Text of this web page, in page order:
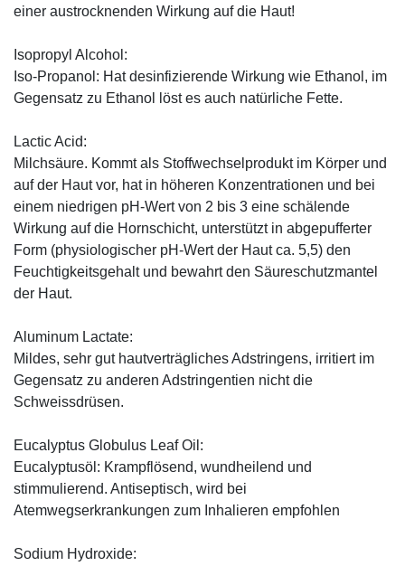
einer austrocknenden Wirkung auf die Haut!
Isopropyl Alcohol:
Iso-Propanol: Hat desinfizierende Wirkung wie Ethanol, im
Gegensatz zu Ethanol löst es auch natürliche Fette.
Lactic Acid:
Milchsäure. Kommt als Stoffwechselprodukt im Körper und
auf der Haut vor, hat in höheren Konzentrationen und bei
einem niedrigen pH-Wert von 2 bis 3 eine schälende
Wirkung auf die Hornschicht, unterstützt in abgepufferter
Form (physiologischer pH-Wert der Haut ca. 5,5) den
Feuchtigkeitsgehalt und bewahrt den Säureschutzmantel
der Haut.
Aluminum Lactate:
Mildes, sehr gut hautverträgliches Adstringens, irritiert im
Gegensatz zu anderen Adstringentien nicht die
Schweissdrüsen.
Eucalyptus Globulus Leaf Oil:
Eucalyptusöl: Krampflösend, wundheilend und
stimmulierend. Antiseptisch, wird bei
Atemwegserkrankungen zum Inhalieren empfohlen
Sodium Hydroxide: